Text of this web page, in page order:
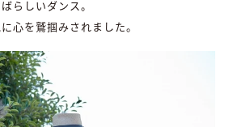
らしいダンス。
心を鷲掴みされました。